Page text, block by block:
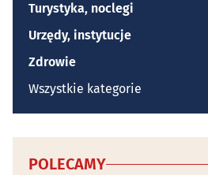
Turystyka, noclegi
Urzędy, instytucje
Zdrowie
Wszystkie kategorie
POLECAMY